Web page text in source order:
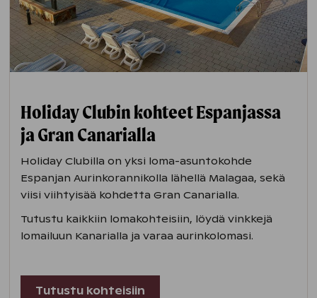
Holiday Clubin kohteet Espanjassa
ja Gran Canarialla
Holiday Clubilla on yksi loma-asuntokohde
Espanjan Aurinkorannikolla lähellä Malagaa, sekä
viisi viihtyisää kohdetta Gran Canarialla.
Tutustu kaikkiin lomakohteisiin, löydä vinkkejä
lomailuun Kanarialla ja varaa aurinkolomasi.
Tutustu kohteisiin